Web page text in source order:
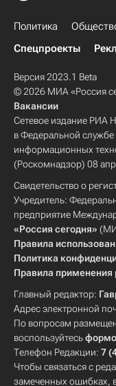
Политика
Спецпроекты
Версия 2023.1 Beta
© 2026 МИА «Россия
Вакансии
Сетевое издание РИА
в Федеральной службе
информационных
(Роскомнадзор) 08
Свидетельство о
Учредитель:
предприятие
«Россия сегодня»
Правила
Политика
Правила применения
Главный редактор:
Адрес электронной
По вопросам
воспользуйтесь
Телефон Редакции: 7
Чтобы связаться с
замеченных ошибках,